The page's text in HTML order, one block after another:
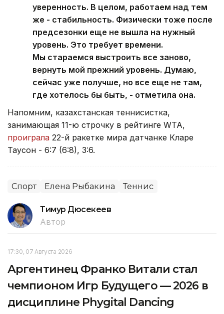
уверенность. В целом, работаем над тем
же - стабильность. Физически тоже после
предсезонки еще не вышла на нужный
уровень. Это требует времени.
Мы стараемся выстроить все заново,
вернуть мой прежний уровень. Думаю,
сейчас уже получше, но все еще не там,
где хотелось бы быть, - отметила она.
Напомним, казахстанская теннисистка,
занимающая 11-ю строчку в рейтинге WTA,
проиграла 22-й ракетке мира датчанке Кларе
Таусон - 6:7 (6:8), 3:6.
Спорт Елена Рыбакина Теннис
Тимур Дюсекеев
Автор
17:30, 07 Августа 2026
Аргентинец Франко Витали стал
чемпионом Игр Будущего — 2026 в
дисциплине Phygital Dancing